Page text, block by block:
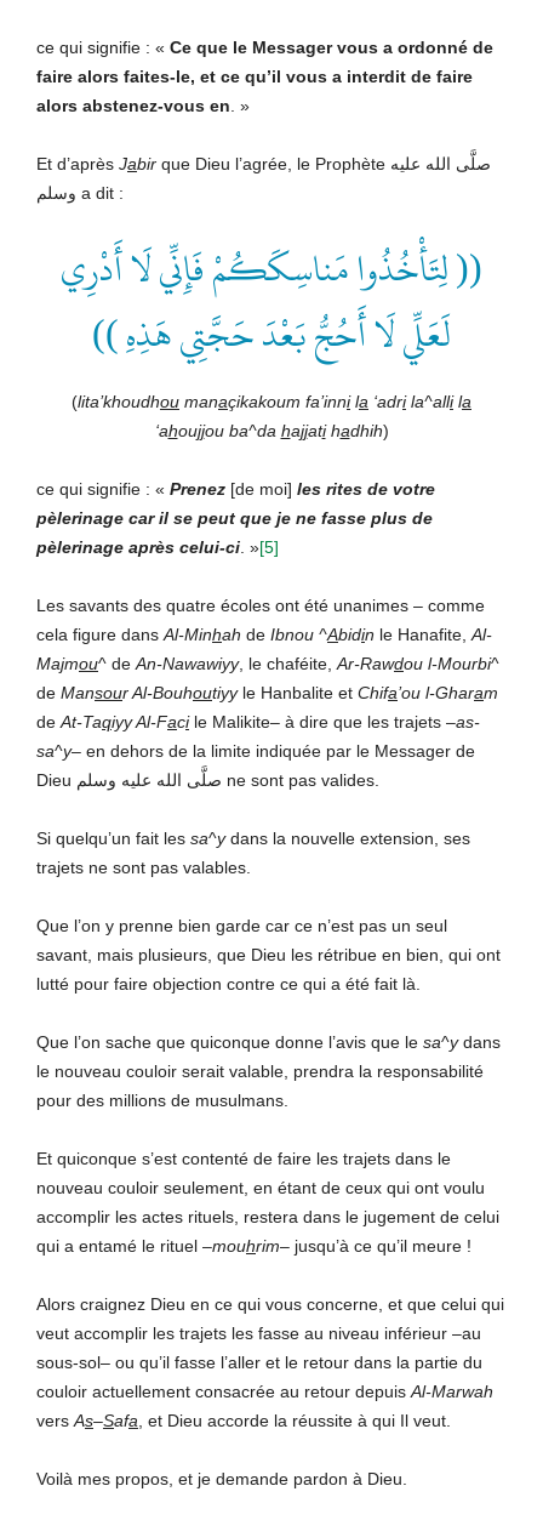
ce qui signifie : « Ce que le Messager vous a ordonné de
faire alors faites-le, et ce qu’il vous a interdit de faire
alors abstenez-vous en . »
Et d’après Jabir que Dieu l’agrée, le Prophète صلَّى الله عليه
وسلم a dit :
(( لِتَأْخُذُوا مَناسِكَكُمْ فَإِنِّي لَا أَدْرِي
لَعَلِّي لَا أَحُجُّ بَعْدَ حَجَّتِي هَذِهِ ))
(lita’khoudhou manaçikakoum fa’innila ‘adrila^allila
‘ahoujjou ba^da hajjatihadhih)
ce qui signifie : « Prenez [de moi] les rites de votre
pèlerinage car il se peut que je ne fasse plus de
pèlerinage après celui-ci . »[5]
Les savants des quatre écoles ont été unanimes – comme
cela figure dans Al-Minhah de Ibnou ^Abidin le Hanafite, Al-
Majmou^ de An-Nawawiyy, le chaféite, Ar-Rawdou l-Mourbi^
de Mansour Al-Bouhoutiyyle Hanbalite et Chifa’ou l-Gharam
de At-Taqiyy Al-Facile Malikite– à dire que les trajets –as-
sa^y– en dehors de la limite indiquée par le Messager de
Dieu صلَّى الله عليه وسلم ne sont pas valides.
Si quelqu’un fait les sa^ydans la nouvelle extension, ses
trajets ne sont pas valables.
Que l’on y prenne bien garde car ce n’est pas un seul
savant, mais plusieurs, que Dieu les rétribue en bien, qui ont
lutté pour faire objection contre ce qui a été fait là.
Que l’on sache que quiconque donne l’avis que le sa^ydans
le nouveau couloir serait valable, prendra la responsabilité
pour des millions de musulmans.
Et quiconque s’est contenté de faire les trajets dans le
nouveau couloir seulement, en étant de ceux qui ont voulu
accomplir les actes rituels, restera dans le jugement de celui
qui a entamé le rituel –mouhrim– jusqu’à ce qu’il meure !
Alors craignez Dieu en ce qui vous concerne, et que celui qui
veut accomplir les trajets les fasse au niveau inférieur –au
sous-sol– ou qu’il fasse l’aller et le retour dans la partie du
couloir actuellement consacrée au retour depuis Al-Marwah
vers As–Safa , et Dieu accorde la réussite à qui Il veut.
Voilà mes propos, et je demande pardon à Dieu.